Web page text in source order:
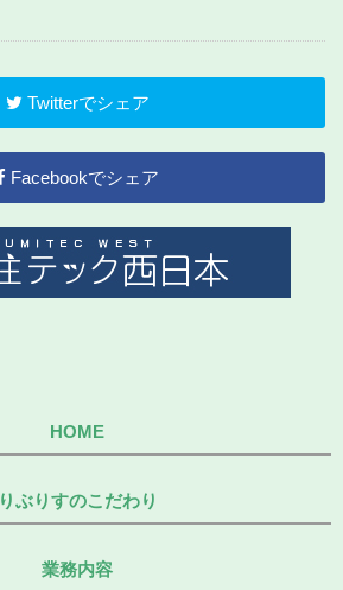
Twitterでシェア
Facebookでシェア
HOME
りぶりすのこだわり
業務内容